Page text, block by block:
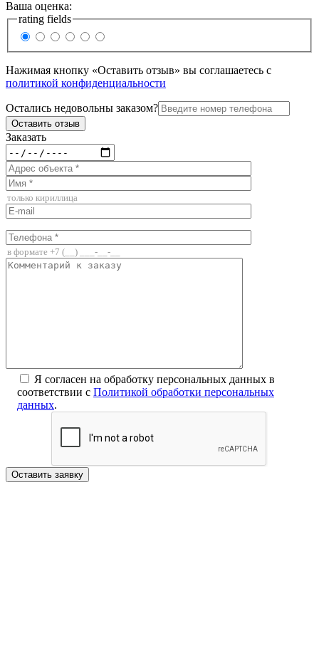
Ваша оценка:
rating fields
Нажимая кнопку «Оставить отзыв» вы соглашаетесь с
политикой конфиденциальности
Остались недовольны заказом?
Заказать
Я согласен на обработку персональных данных в
соответствии с Политикой обработки персональных
данных.